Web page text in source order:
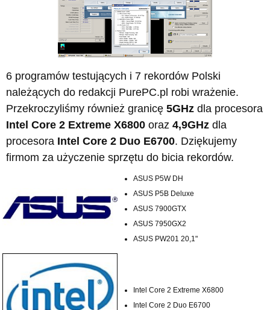
6 programów testujących i 7 rekordów Polski
należących do redakcji PurePC.pl robi wrażenie.
Przekroczyliśmy również granicę 5GHz dla procesora
Intel Core 2 Extreme X6800 oraz 4,9GHz dla
procesora Intel Core 2 Duo E6700. Dziękujemy
firmom za użyczenie sprzętu do bicia rekordów.
ASUS P5W DH
ASUS P5B Deluxe
ASUS 7900GTX
ASUS 7950GX2
ASUS PW201 20,1"
Intel Core 2 Extreme X6800
Intel Core 2 Duo E6700